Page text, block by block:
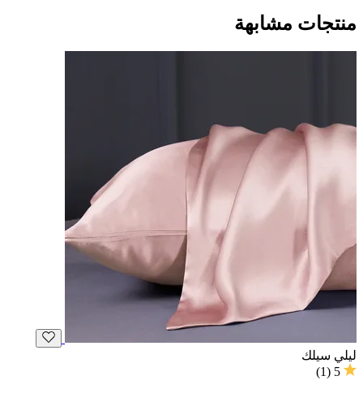
منتجات مشابهة
ليلي سيلك
5
(
1
)